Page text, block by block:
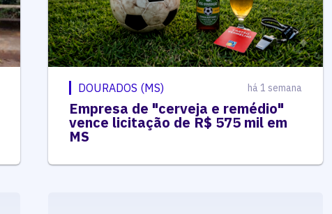
DOURADOS (MS) há 1 semana
Empresa de "cerveja e remédio"
vence licitação de R$ 575 mil em
MS